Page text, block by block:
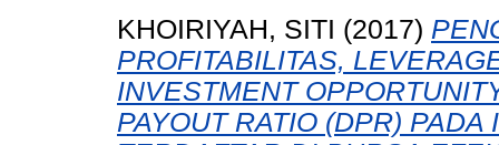
KHOIRIYAH, SITI (2017)
PROFITABILITAS,
INVESTMENT
PAYOUT RATIO (DPR)